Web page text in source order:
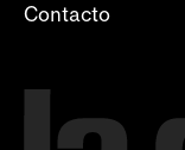
Contacto